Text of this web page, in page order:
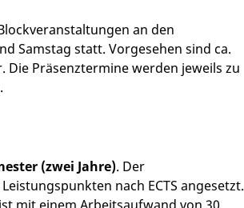
an den
Samstag statt. Vorgesehen sind ca.
Die Präsenztermine werden jeweils zu
(zwei Jahre). Der
nach ECTS angesetzt.